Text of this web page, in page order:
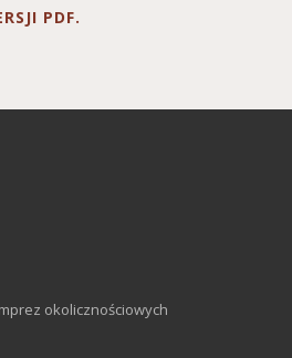
PDF.
okolicznościowych